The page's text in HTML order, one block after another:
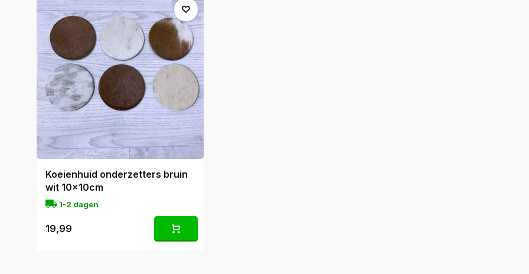
Koeienhuid onderzetters bruin
wit 10x10cm
1-2 dagen
19,99